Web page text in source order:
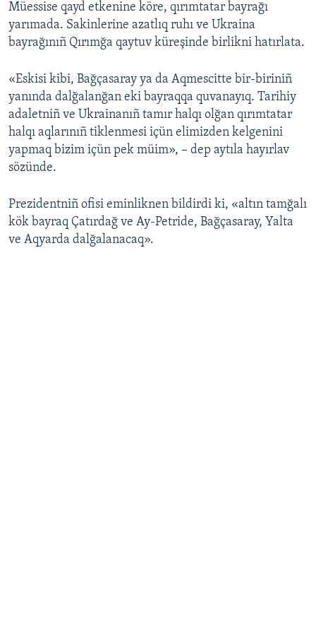
Müessise qayd etkenine köre, qırımtatar bayrağı
yarımada. Sakinlerine azatlıq ruhı ve Ukraina
bayrağınıñ Qırımğa qaytuv küreşinde birlikni hatırlata.
«Eskisi kibi, Bağçasaray ya da Aqmescitte bir-biriniñ
yanında dalğalanğan eki bayraqqa quvanayıq. Tarihiy
adaletniñ ve Ukrainanıñ tamır halqı olğan qırımtatar
halqı aqlarınıñ tiklenmesi içün elimizden kelgenini
yapmaq bizim içün pek müim», – dep aytıla hayırlav
sözünde.
Prezidentniñ ofisi eminliknen bildirdi ki, «altın tamğalı
kök bayraq Çatırdağ ve Ay-Petride, Bağçasaray, Yalta
ve Aqyarda dalğalanacaq».